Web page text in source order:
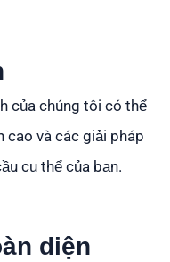
của chúng tôi có thể
cao và các giải pháp
cụ thể của bạn.
diện